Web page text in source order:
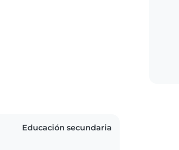
Educación secundaria